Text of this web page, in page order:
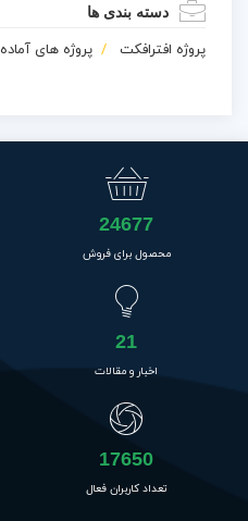
دسته بندی ها
پروژه افترافکت پروژه های آماده
24677
محصول برای فروش
21
اخبار و مقالات
17650
تعداد کاربران فعال